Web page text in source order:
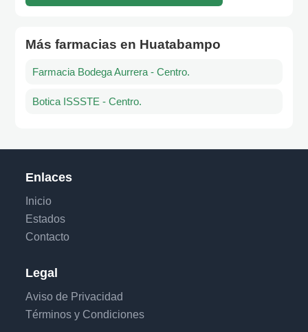
Más farmacias en Huatabampo
Farmacia Bodega Aurrera - Centro.
Botica ISSSTE - Centro.
Enlaces
Inicio
Estados
Contacto
Legal
Aviso de Privacidad
Términos y Condiciones